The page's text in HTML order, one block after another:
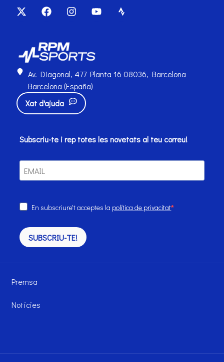
Subscriu-te i rep totes les novetats al teu correu!
En subscriure't acceptes la política de privacitat
SUBSCRIU-TE!
Av. Diagonal, 477 Planta 16 08036, Barcelona
Barcelona (España)
Xat d'ajuda
Premsa
Notícies